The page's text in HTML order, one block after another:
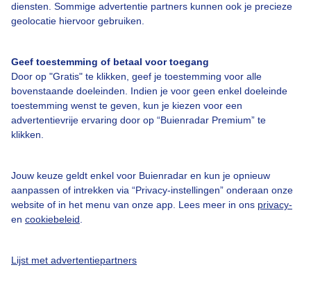
diensten. Sommige advertentie partners kunnen ook je precieze
geolocatie hiervoor gebruiken.
Geef toestemming of betaal voor toegang
Door op "Gratis" te klikken, geef je toestemming voor alle
bovenstaande doeleinden. Indien je voor geen enkel doeleinde
toestemming wenst te geven, kun je kiezen voor een
advertentievrije ervaring door op “Buienradar Premium” te
klikken.
Jouw keuze geldt enkel voor Buienradar en kun je opnieuw
aanpassen of intrekken via “Privacy-instellingen” onderaan onze
website of in het menu van onze app. Lees meer in ons privacy-
en cookiebeleid
Lijst met advertentiepartners
Over Buienradar
Veelgestelde vragen
Contact
Toegankelijkheid
Buienradar Team
Privacy beleid
Privacy instellingen